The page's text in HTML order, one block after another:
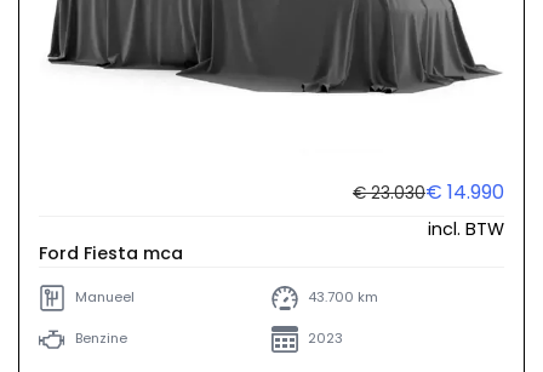
€ 23.030€ 14.990
incl. BTW
Ford Fiesta mca
Manueel 43.700 km
Benzine 2023